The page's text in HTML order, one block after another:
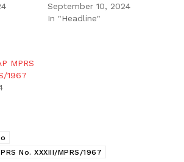
September 10, 2024
In "Headline"
MPRS
1967
No. XXXIII/MPRS/1967